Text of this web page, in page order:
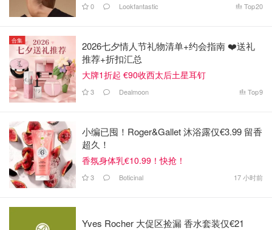
0 Lookfantastic Top20
合集
2026七夕情人节礼物清单+约会指南 ❤️送礼
推荐+折扣汇总
大牌1折起 €90收西太后土星耳钉
3 Dealmoon Top9
小编已囤！Roger&Gallet 沐浴露仅€3.99 留香
超久！
香氛身体乳€10.99！快抢！
3 Boticinal 17 小时前
Yves Rocher 大促区捡漏 香水套装仅€21